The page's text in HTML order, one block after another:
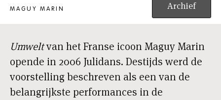
MAGUY MARIN Archief
Umweltvan het Franse icoon Maguy Marin
opende in 2006 Julidans. Destijds werd de
voorstelling beschreven als een van de
belangrijkste performances in de